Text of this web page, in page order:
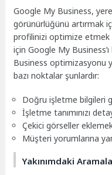
Google My Business,
görünürlüğünü artırmak
profilinizi optimize etmek
için Google My
Business optimizasyonu
bazı noktalar şunlardır:
Doğru işletme bilgileri
İşletme tanımınızı
Çekici görseller
Müşteri yorumlarına
Yakınımdaki